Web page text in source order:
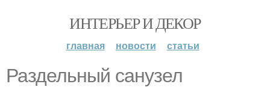
ИНТЕРЬЕР И ДЕКОР
главная новости статьи
Раздельный санузел